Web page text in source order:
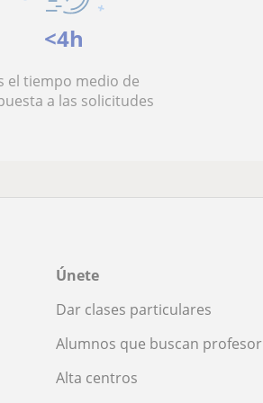
<4h
el tiempo medio de
a las solicitudes
Únete
Dar clases particulares
Alumnos que buscan profesor
Alta centros